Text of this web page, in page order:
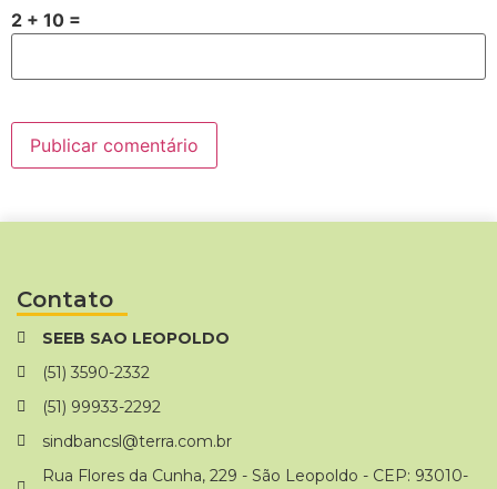
2 + 10 =
Contato
SEEB SAO LEOPOLDO
(51) 3590-2332
(51) 99933-2292
sindbancsl@terra.com.br
Rua Flores da Cunha, 229 - São Leopoldo - CEP: 93010-